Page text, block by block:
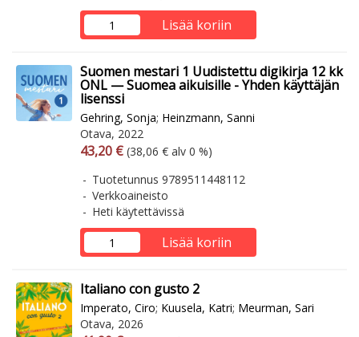
Lisää koriin
Suomen mestari 1 Uudistettu digikirja 12 kk
ONL — Suomea aikuisille - Yhden käyttäjän
lisenssi
Gehring, Sonja; Heinzmann, Sanni
Otava, 2022
Arvonlisäverollinen hinta
43,20 € Arvonlisäveroton hinta
(38,06 € alv 0 %)
Tuotetunnus 9789511448112
Verkkoaineisto
Heti käytettävissä
Lisää koriin
Italiano con gusto 2
Imperato, Ciro; Kuusela, Katri; Meurman, Sari
Otava, 2026